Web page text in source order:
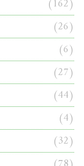
(162)
(26)
(6)
(27)
(44)
(4)
(32)